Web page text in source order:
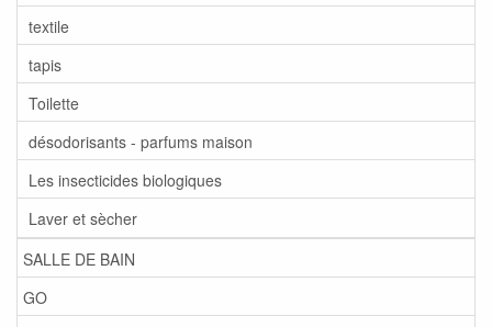
textile
tapis
Toilette
désodorisants - parfums maison
Les insecticides biologiques
Laver et sècher
SALLE DE BAIN
GO